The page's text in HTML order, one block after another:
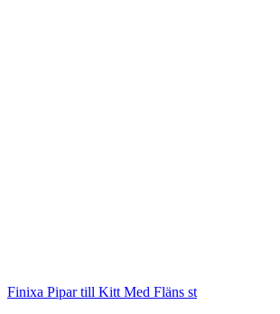
Finixa Pipar till Kitt Med Fläns st